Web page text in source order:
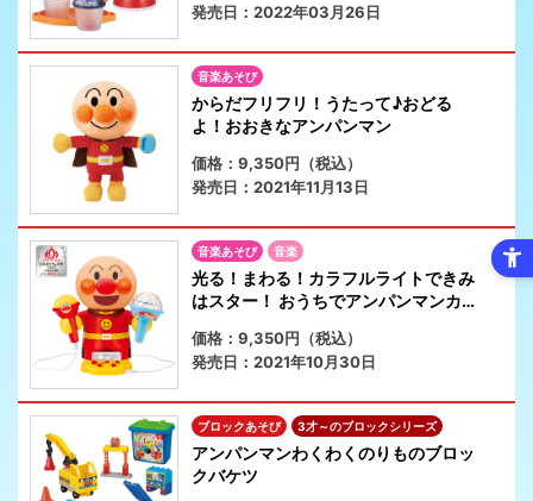
発売日：2022年03月26日
音楽あそび
からだフリフリ！うたって♪おどる
よ！おおきなアンパンマン
価格：9,350円（税込）
発売日：2021年11月13日
音楽あそび 音楽
光る！まわる！カラフルライトできみ
はスター！ おうちでアンパンマンカラ
価格：9,350円（税込）
発売日：2021年10月30日
ブロックあそび 3才～のブロックシリーズ
アンパンマンわくわくのりものブロッ
クバケツ